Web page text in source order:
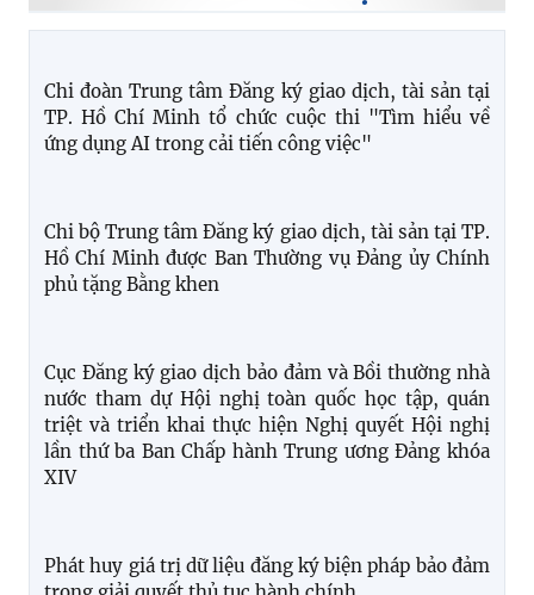
Chi đoàn Trung tâm Đăng ký giao dịch, tài sản tại
TP. Hồ Chí Minh tổ chức cuộc thi "Tìm hiểu về
ứng dụng AI trong cải tiến công việc"